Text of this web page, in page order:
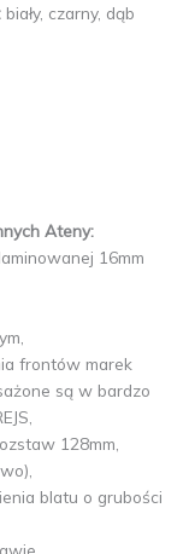
biały, czarny, dąb
Ateny:
16mm
frontów marek
są w bardzo
128mm,
blatu o grubości